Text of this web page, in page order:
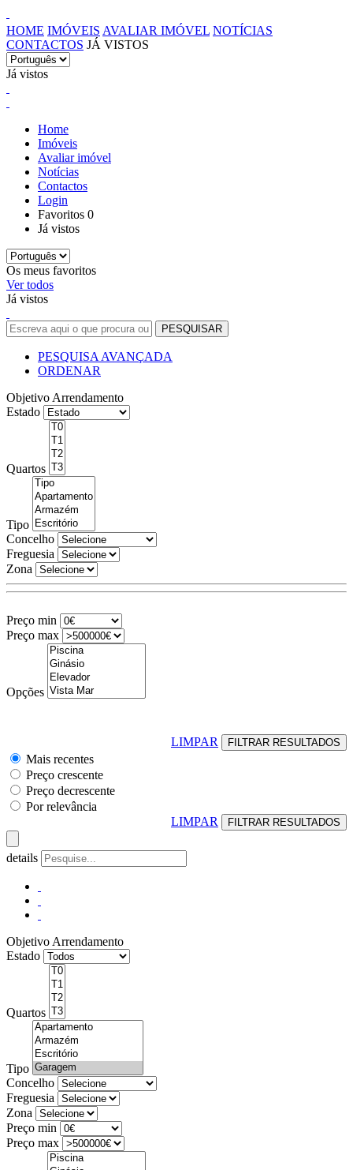
HOME IMÓVEIS AVALIAR IMÓVEL NOTÍCIAS
CONTACTOS JÁ VISTOS
Já vistos
Home
Imóveis
Avaliar imóvel
Notícias
Contactos
Login
Favoritos 0
Já vistos
Os meus favoritos
Ver todos
Já vistos
PESQUISA AVANÇADA
ORDENAR
Objetivo Arrendamento
Estado
Quartos
Tipo
Concelho
Freguesia
Zona
Preço min
Preço max
Opções
LIMPAR
Mais recentes
Preço crescente
Preço decrescente
Por relevância
LIMPAR
details
Objetivo Arrendamento
Estado
Quartos
Tipo
Concelho
Freguesia
Zona
Preço min
Preço max